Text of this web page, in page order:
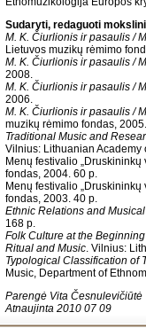
Sudaryti, redaguoti
M. K. Čiurlionis ir pasaulis /
Lietuvos muzikų rėmimo
M. K. Čiurlionis ir pasaulis /
2008.
M. K. Čiurlionis ir pasaulis /
2006.
M. K. Čiurlionis ir pasaulis /
muzikų rėmimo fondas, 2005.
Traditional Music and
Vilnius: Lithuanian Academy
Menų festivalio
fondas, 2004. 60 p.
Menų festivalio
fondas, 2003. 40 p.
Ethnic Relations and
168 p.
Folk Culture at the
Ritual and Music. Vilnius:
Typological Classification of
Music, Department of
Parengė Vita Česnulevičiūtė
Atnaujinta 2010 07 09